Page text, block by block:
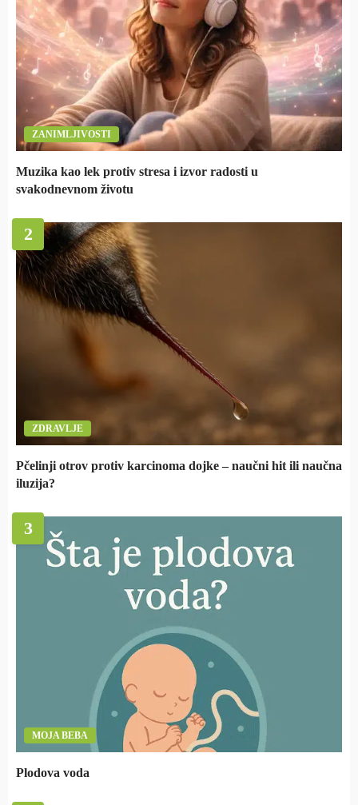
ZANIMLJIVOSTI
Muzika kao lek protiv stresa i izvor radosti u
svakodnevnom životu
2
ZDRAVLJE
Pčelinji otrov protiv karcinoma dojke – naučni hit ili naučna
iluzija?
3
MOJA BEBA
Plodova voda